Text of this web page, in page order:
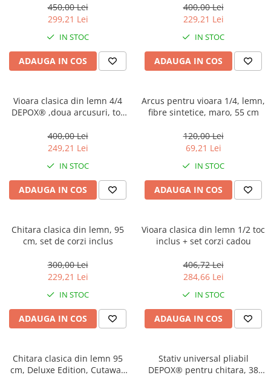
Accesorii decorative
Jocuri de sah si table
Produse si dispozitive ajutatoare
locomotie
CASA SI GRADINA
Cutite & seturi de cutite
Cutite japoneze
Cutite macelarie
Accesori casa & gradina
Accesorii mese si scaune
Articole bucatarie
Articole Craciun
Ascutitoare si seturi de ascutire
cutite
Electrocasnice
incluse
450,00 Lei
299,21 Lei
IN STOC
ADAUGA IN COS
400,00 Lei
229,21 Lei
IN STOC
ADAUGA IN COS
Vioara clasica din lemn 4/4
DEPOX® ,doua arcusuri, toc
400,00 Lei
249,21 Lei
IN STOC
ADAUGA IN COS
Arcus pentru vioara 1/4, lemn,
fibre sintetice, maro, 55 cm
120,00 Lei
69,21 Lei
IN STOC
ADAUGA IN COS
Chitara clasica din lemn, 95
cm, set de corzi inclus
300,00 Lei
229,21 Lei
IN STOC
ADAUGA IN COS
Vioara clasica din lemn 1/2 toc
inclus + set corzi cadou
406,72 Lei
284,66 Lei
IN STOC
ADAUGA IN COS
Chitara clasica din lemn 95
cm, Deluxe Edition, Cutaway
Stativ universal pliabil
DEPOX® pentru chitara, 38